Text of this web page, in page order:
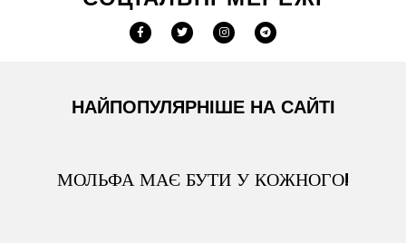
НАЙПОПУЛЯРНІШЕ НА САЙТІ
МОЛЬФА МАЄ БУТИ У КОЖНОГО!